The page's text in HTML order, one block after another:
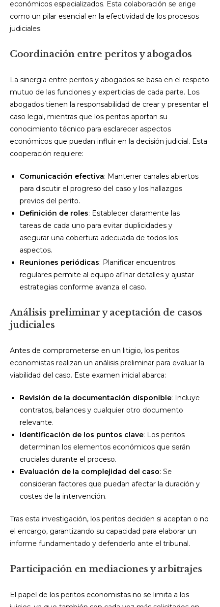
económicos especializados. Esta colaboración se erige
como un pilar esencial en la efectividad de los procesos
judiciales.
Coordinación entre peritos y abogados
La sinergia entre peritos y abogados se basa en el respeto
mutuo de las funciones y experticias de cada parte. Los
abogados tienen la responsabilidad de crear y presentar el
caso legal, mientras que los peritos aportan su
conocimiento técnico para esclarecer aspectos
económicos que puedan influir en la decisión judicial. Esta
cooperación requiere:
Comunicación efectiva: Mantener canales abiertos
para discutir el progreso del caso y los hallazgos
previos del perito.
Definición de roles: Establecer claramente las
tareas de cada uno para evitar duplicidades y
asegurar una cobertura adecuada de todos los
aspectos.
Reuniones periódicas: Planificar encuentros
regulares permite al equipo afinar detalles y ajustar
estrategias conforme avanza el caso.
Análisis preliminar y aceptación de casos
judiciales
Antes de comprometerse en un litigio, los peritos
economistas realizan un análisis preliminar para evaluar la
viabilidad del caso. Este examen inicial abarca:
Revisión de la documentación disponible: Incluye
contratos, balances y cualquier otro documento
relevante.
Identificación de los puntos clave: Los peritos
determinan los elementos económicos que serán
cruciales durante el proceso.
Evaluación de la complejidad del caso: Se
consideran factores que puedan afectar la duración y
costes de la intervención.
Tras esta investigación, los peritos deciden si aceptan o no
el encargo, garantizando su capacidad para elaborar un
informe fundamentado y defenderlo ante el tribunal.
Participación en mediaciones y arbitrajes
El papel de los peritos economistas no se limita a los